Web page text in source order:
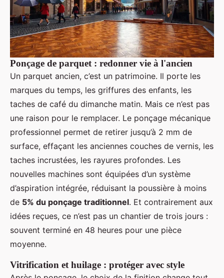
Ponçage de parquet : redonner vie à l'ancien
Un parquet ancien, c’est un patrimoine. Il porte les
marques du temps, les griffures des enfants, les
taches de café du dimanche matin. Mais ce n’est pas
une raison pour le remplacer. Le ponçage mécanique
professionnel permet de retirer jusqu’à 2 mm de
surface, effaçant les anciennes couches de vernis, les
taches incrustées, les rayures profondes. Les
nouvelles machines sont équipées d’un système
d’aspiration intégrée, réduisant la poussière à moins
de 5% du ponçage traditionnel. Et contrairement aux
idées reçues, ce n’est pas un chantier de trois jours :
souvent terminé en 48 heures pour une pièce
moyenne.
Vitrification et huilage : protéger avec style